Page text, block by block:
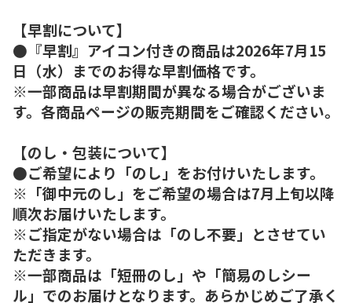
【早割について】
●『早割』アイコン付きの商品は2026年7月15
日（水）までのお得な早割価格です。
※一部商品は早割期間が異なる場合がございま
す。各商品ページの販売期間をご確認ください。
【のし・包装について】
●ご希望により「のし」をお付けいたします。
※「御中元のし」をご希望の場合は7月上旬以降
順次お届けいたします。
※ご指定がない場合は「のし不要」とさせてい
ただきます。
※一部商品は「短冊のし」や「簡易のしシー
ル」でのお届けとなります。あらかじめご了承く